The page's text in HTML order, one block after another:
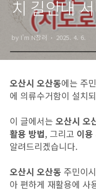
치 길안내
인하기)
by I'm N잡러 2025. 4. 6.
오산시 오산동에는 주
에 의류수거함이 설치
이 글에서는 오산시 오
활용 방법, 그리고 이
알려드리겠습니다.
오산시 오산동 주민이
아 편하게 재활용에 사